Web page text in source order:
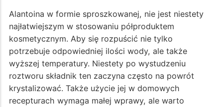
Alantoina w formie sproszkowanej, nie jest niestety
najłatwiejszym w stosowaniu półproduktem
kosmetycznym. Aby się rozpuścić nie tylko
potrzebuje odpowiedniej ilości wody, ale także
wyższej temperatury. Niestety po wystudzeniu
roztworu składnik ten zaczyna często na powrót
krystalizować. Także użycie jej w domowych
recepturach wymaga małej wprawy, ale warto